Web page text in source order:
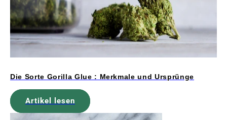
Die Sorte Gorilla Glue : Merkmale und Ursprünge
Artikel lesen